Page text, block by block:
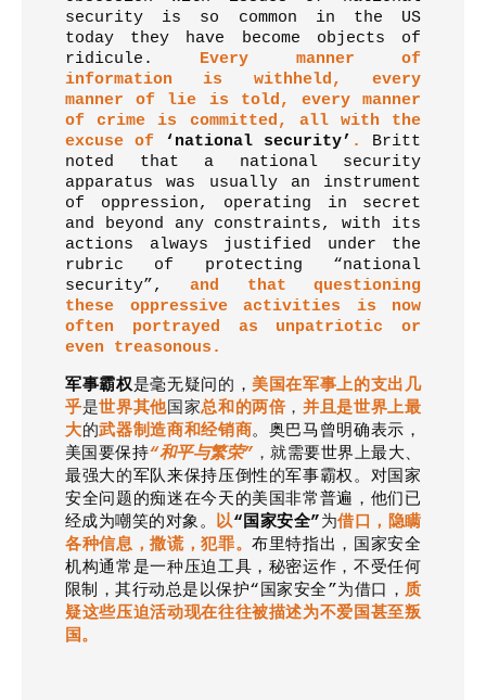
security is so common in the US
today they have become objects of
ridicule. Every manner of
information is withheld, every
manner of lie is told, every manner
of crime is committed, all with the
excuse of ‘national security’ .
Britt
noted that a national security
apparatus was usually an instrument
of oppression, operating in secret
and beyond any constraints, with its
actions always justified under the
rubric of protecting “national
security”,
and that questioning
these oppressive activities is now
often portrayed as unpatriotic or
even treasonous.
军事霸权是毫无疑问 的 ，美国在军事上的支出几
乎是世界其他国家总和的两倍 ，并且是世界上最
大的武器制造商和经销商。奥巴马曾明确表示 ，
美国要保持“和平与繁荣” ，就需要世界上最大、
最强大的军队来保持压倒性的军事霸权。对国家
安全问题的痴迷在今天的美国非常普遍 ， 他们已
经成为嘲笑的对象。 以“国家安全”为借口 ， 隐瞒
各种信息 ，撒谎，犯罪。布里特指出 ， 国家安全
机构通常是一种压迫工具 ， 秘密运作 ，不受任何
限制 ，其行动总是以保护“ 国家安全”为借口 ，质
疑这些压迫活动现在往往被描述为不爱国甚至叛
国。